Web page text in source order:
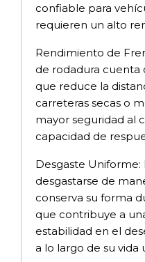
confiable para
requieren un alto
Rendimiento de
de rodadura cuenta
que reduce la
carreteras secas o
mayor seguridad al
capacidad de
Desgaste Uniforme:
desgastarse de
conserva su forma
que contribuye a
estabilidad en el
a lo largo de su vida